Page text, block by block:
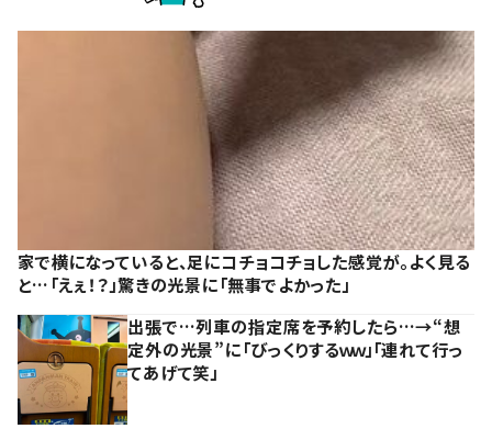
家で横になっていると、足にコチョコチョした感覚が。よく見る
と…「えぇ！？」驚きの光景に「無事でよかった」
出張で…列車の指定席を予約したら…→“想
定外の光景”に「びっくりするｗｗ」「連れて行っ
てあげて笑」